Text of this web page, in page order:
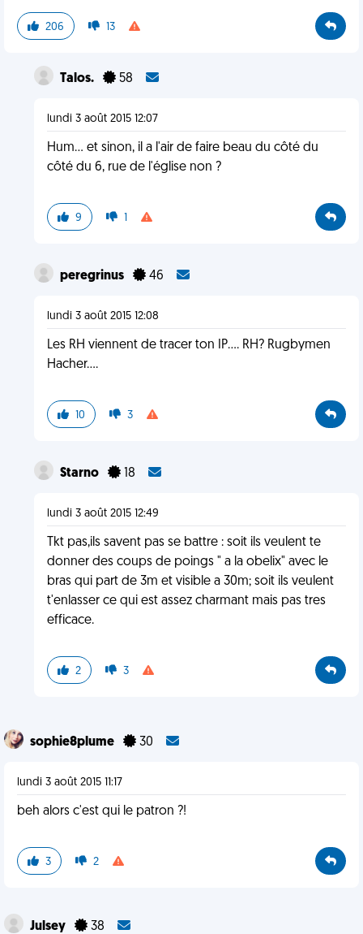
206 13
Talos. 58
lundi 3 août 2015 12:07
Hum... et sinon, il a l'air de faire beau du côté du
côté du 6, rue de l'église non ?
9 1
peregrinus 46
lundi 3 août 2015 12:08
Les RH viennent de tracer ton IP.... RH? Rugbymen
Hacher....
10 3
Starno 18
lundi 3 août 2015 12:49
Tkt pas,ils savent pas se battre : soit ils veulent te
donner des coups de poings " a la obelix" avec le
bras qui part de 3m et visible a 30m; soit ils veulent
t'enlasser ce qui est assez charmant mais pas tres
efficace.
2 3
sophie8plume 30
lundi 3 août 2015 11:17
beh alors c'est qui le patron ?!
3 2
Julsey 38